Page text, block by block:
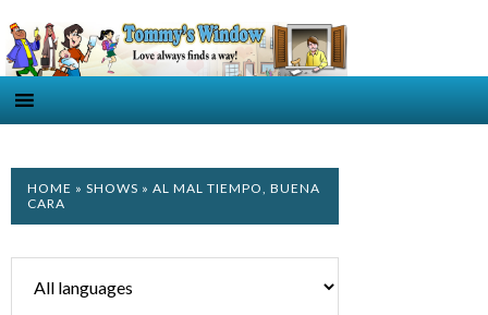
HOME » SHOWS » AL MAL TIEMPO, BUENA
CARA